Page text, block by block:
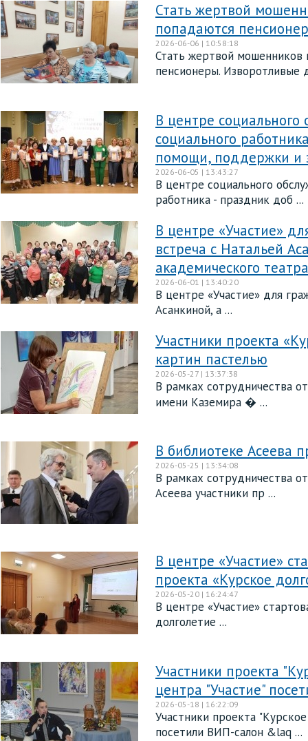
Стать жертвой
попадаются
2026-06-06 | 10:58:18
Стать жертвой мошенников
пенсионеры. Изворотливые
В центре социального
социального
помощи, поддержки и
2026-06-05 | 13:43:27
В центре социального
работника - праздник доб ...
В центре «Участие»
встреча с Натальей
академического
2026-06-01 | 13:40:20
В центре «Участие» для
Асанкиной, а ...
Участники проекта
картин пастелью
2026-05-27 | 13:37:38
В рамках сотрудничества
имени Каземира � ...
В библиотеке Асеева
2026-05-25 | 13:34:08
В рамках сотрудничества
Асеева участники пр ...
В центре «Участие»
проекта «Курское
2026-05-20 | 16:24:47
В центре «Участие»
долголетие ...
Участники проекта
центра "Участие"
2026-05-18 | 16:22:09
Участники проекта
посетили ВИП-салон &laq ...